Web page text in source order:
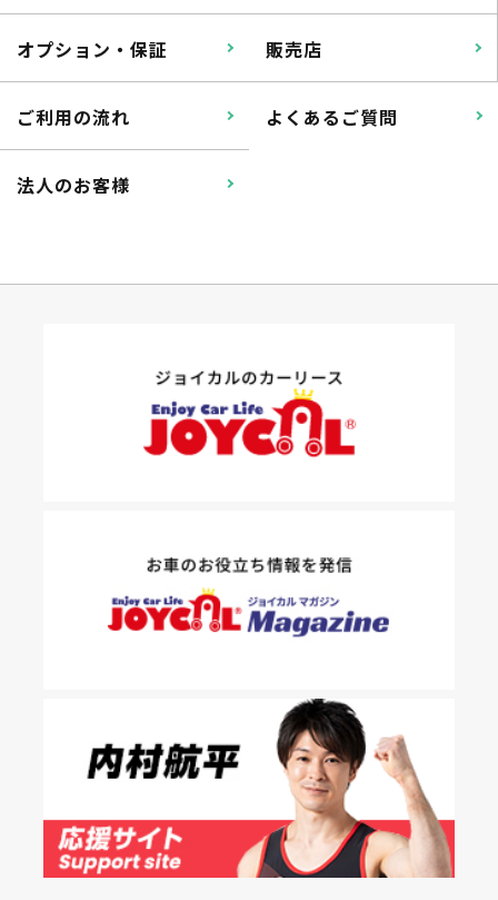
オプション・保証 販売店
ご利用の流れ よくあるご質問
法人のお客様